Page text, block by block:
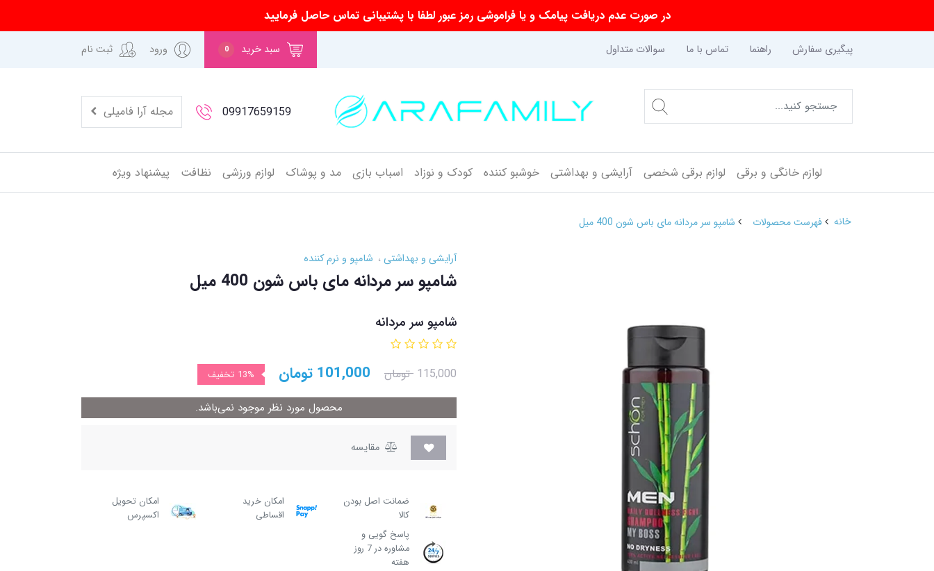
در صورت عدم دریافت پیامک و یا فراموشی رمز عبور لطفا با پشتیبانی تماس حاصل فرمایید
پیگیری سفارش راهنما تماس با ما سوالات متداول سبد خرید 0 ورود ثبت نام
09917659159 مجله آرا فامیلی
لوازم خانگی و برقی لوازم برقی شخصی آرایشی و بهداشتی خوشبو کننده کودک و نوزاد اسباب بازی مد و پوشاک لوازم ورزشی نظافت پیشنهاد ویژه
خانه فهرست محصولات شامپو سر مردانه مای باس شون 400 میل
آرایشی و بهداشتی شامپو و نرم کننده
شامپو سر مردانه مای باس شون 400 میل
شامپو سر مردانه
115,000 تومان 101,000 تومان 13% تخفیف
محصول مورد نظر موجود نمی‌باشد.
مقایسه
ضمانت اصل بودن
کالا
امکان خرید
اقساطی
امکان تحویل
اکسپرس
پاسخ گویی و
مشاوره در 7 روز
هفته